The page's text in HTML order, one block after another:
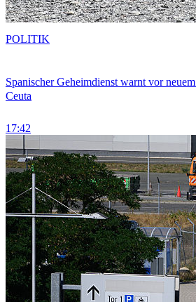
Spanischer Geheimdienst warnt vor
Ceuta
17:42
POLITIK